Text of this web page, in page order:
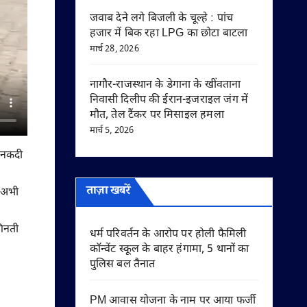
अभी
जवाब देने लगे बिजली के चूल्हे : पांच
हजार में बिक रहा LPG का छोटा बाटला
मार्च 28, 2026
नागौर-राजस्थान के डेगाना के खींवताना
निवासी दिलीप की ईरान-इजराइल जंग में
मौत, तेल टैंकर पर मिसाइल हमला
मार्च 5, 2026
ताज़ा खबरें
धर्म परिवर्तन के आरोप पर होली फैमिली
कॉन्वेंट स्कूल के बाहर हंगामा, 5 थानों का
पुलिस बल तैनात
PM आवास योजना के नाम पर आया फर्जी